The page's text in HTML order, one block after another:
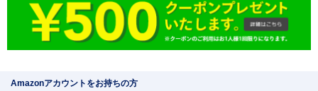
Amazonアカウントをお持ちの方